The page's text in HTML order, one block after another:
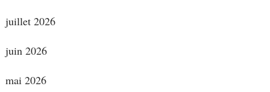
juillet 2026
juin 2026
mai 2026